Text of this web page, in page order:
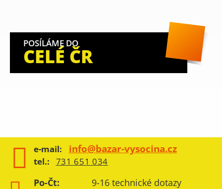
POSÍLÁME DO
CELÉ ČR
e-mail: info@bazar-vysocina.cz
tel.: 731 651 034
Po-Čt:
9-16 technické dotazy